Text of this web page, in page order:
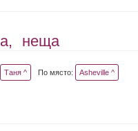
неща
Таня ^ По място: Asheville ^